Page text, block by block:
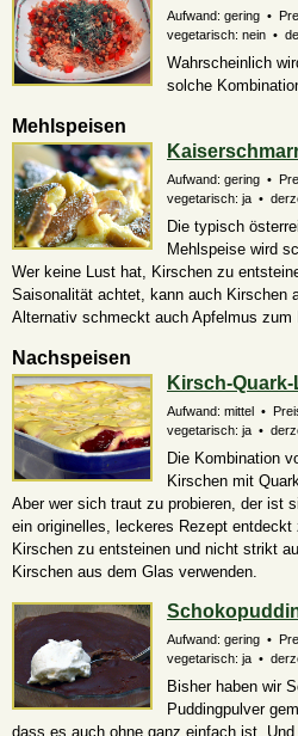
Aufwand: gering •
vegetarisch: nein •
Wahrscheinlich
solche
Mehlspeisen
Aufwand: gering •
vegetarisch: ja •
Die typisch
Mehlspeise wird
Wer keine Lust hat, Kirschen zu
Saisonalität achtet, kann auch Kirschen
Alternativ schmeckt auch Apfelmus zum
Nachspeisen
Kirsch-
Aufwand: mittel •
vegetarisch: ja •
Die Kombination
Kirschen mit
Aber wer sich traut zu probieren, der ist
ein originelles, leckeres Rezept entdeckt
Kirschen zu entsteinen und nicht strikt
Kirschen aus dem Glas verwenden.
Aufwand: gering •
vegetarisch: ja •
Bisher haben wir
Puddingpulver
dass es auch ohne ganz einfach ist.